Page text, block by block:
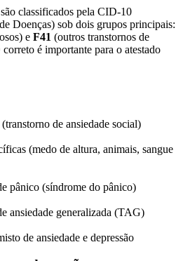
classificados pela CID-10
Doenças) sob dois grupos principais:
e F41 (outros transtornos de
é importante para o atestado
de ansiedade social)
(medo de altura, animais, sangue
pânico (síndrome do pânico)
ansiedade generalizada (TAG)
de ansiedade e depressão